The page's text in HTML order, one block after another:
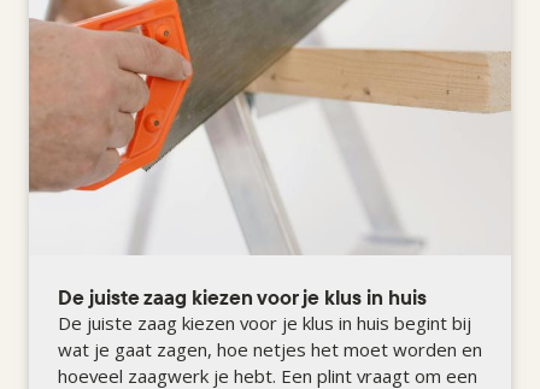
De juiste zaag kiezen voor je klus in huis
De juiste zaag kiezen voor je klus in huis begint bij
wat je gaat zagen, hoe netjes het moet worden en
hoeveel zaagwerk je hebt. Een plint vraagt om een